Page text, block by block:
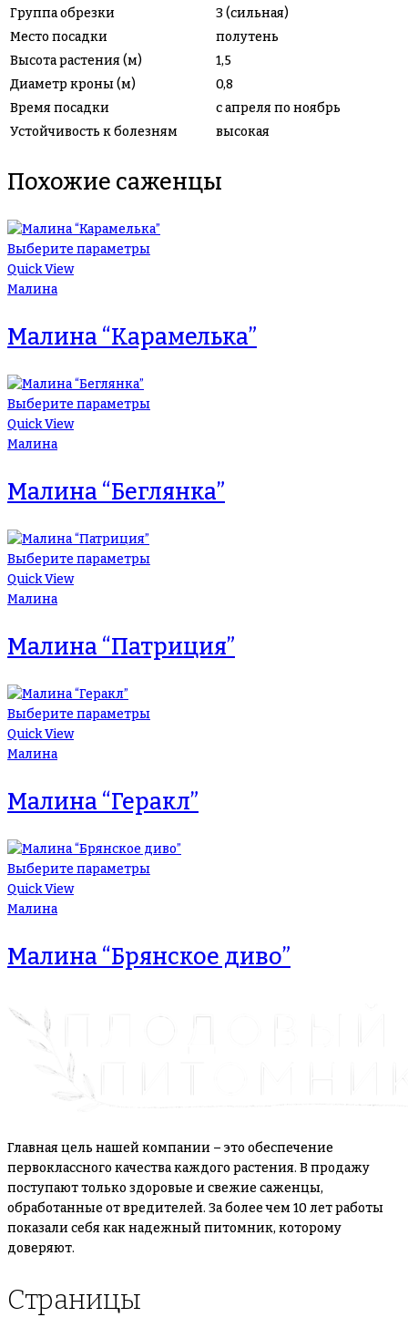
Группа обрезки
3 (сильная)
Место посадки
полутень
Высота растения (м)
1,5
Диаметр кроны (м)
0,8
Время посадки
с апреля по ноябрь
Устойчивость к болезням
высокая
Похожие саженцы
Выберите параметры
Quick View
Малина
Малина “Карамелька”
Выберите параметры
Quick View
Малина
Малина “Беглянка”
Выберите параметры
Quick View
Малина
Малина “Патриция”
Выберите параметры
Quick View
Малина
Малина “Геракл”
Выберите параметры
Quick View
Малина
Малина “Брянское диво”
Главная цель нашей компании – это обеспечение
первоклассного качества каждого растения. В продажу
поступают только здоровые и свежие саженцы,
обработанные от вредителей. За более чем 10 лет работы
показали себя как надежный питомник, которому
доверяют.
Страницы